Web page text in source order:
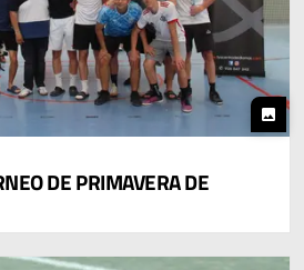
photo
DE PRIMAVERA DE